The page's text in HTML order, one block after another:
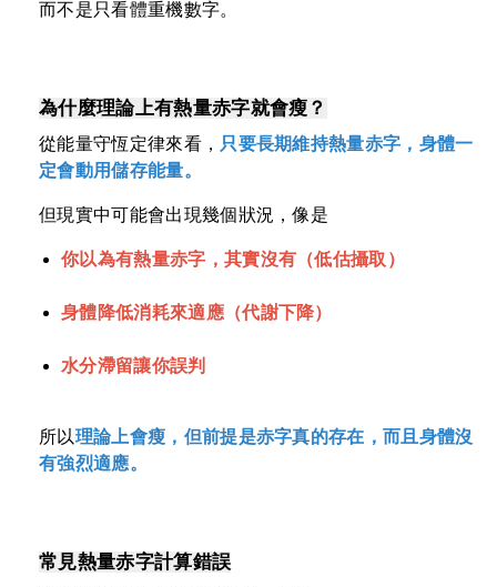
而不是只看體重機數字。
為什麼理論上有熱量赤字就會瘦？
從能量守恆定律來看， 只要長期維持熱量赤字，身體一
定會動用儲存能量。
但現實中可能會出現幾個狀況，像是
你以為有熱量赤字，其實沒有（低估攝取）
身體降低消耗來適應（代謝下降）
水分滯留讓你誤判
所以理論上會瘦，但前提是赤字真的存在，而且身體沒
有強烈適應。
常見熱量赤字計算錯誤